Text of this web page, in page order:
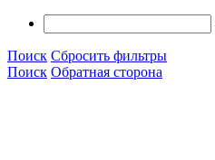
Поиск Сбросить фильтры
Поиск Обратная сторона